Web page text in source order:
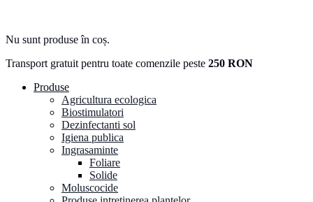
Nu sunt produse în coș.
Transport gratuit pentru toate comenzile peste 250 RON
Produse
Agricultura ecologica
Biostimulatori
Dezinfectanti sol
Igiena publica
Ingrasaminte
Foliare
Solide
Moluscocide